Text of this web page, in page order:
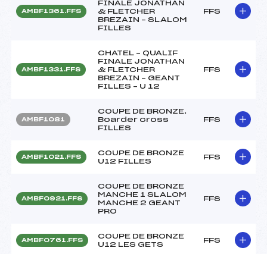
AMBF1361.FFS
FINALE JONATHAN
& FLETCHER
BREZAIN – SLALOM
FILLES
FFS
AMBF1331.FFS
CHATEL – QUALIF
FINALE JONATHAN
& FLETCHER
BREZAIN – GEANT
FILLES – U 12
FFS
AMBF1081
COUPE DE BRONZE.
Boarder cross
FILLES
FFS
AMBF1021.FFS
COUPE DE BRONZE
U12 FILLES
FFS
AMBF0921.FFS
COUPE DE BRONZE
MANCHE 1 SLALOM
MANCHE 2 GEANT
PRO
FFS
AMBF0761.FFS
COUPE DE BRONZE
U12 LES GETS
FFS